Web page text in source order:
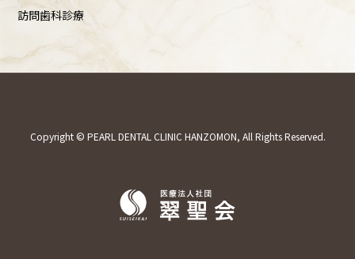
訪問歯科診療
Copyright © PEARL DENTAL CLINIC HANZOMON, All Rights Reserved.